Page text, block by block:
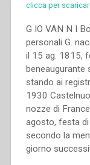
clicca per
G IO VAN N I
personali G.
il 15 ag. 1815,
stando ai
1930
nozze di
agosto, festa
secondo la
giorno